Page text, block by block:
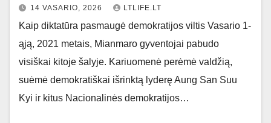
14 VASARIO, 2026 LTLIFE.LT
Kaip diktatūra pasmaugė demokratijos viltis Vasario 1-
ąją, 2021 metais, Mianmaro gyventojai pabudo
visiškai kitoje šalyje. Kariuomenė perėmė valdžią,
suėmė demokratiškai išrinktą lyderę Aung San Suu
Kyi ir kitus Nacionalinės demokratijos…